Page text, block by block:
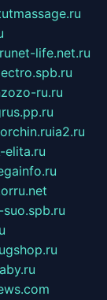
net-life.net.ru
ru.ru
ia2.ru
elita.ru